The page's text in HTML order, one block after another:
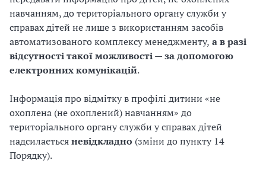
навчанням, до територіального органу служби у
справах дітей не лише з використанням засобів
автоматизованого комплексу менеджменту, а в разі
відсутності такої можливості — за допомогою
електронних комунікацій.
Інформація про відмітку в профілі дитини «не
охоплена (не охоплений) навчанням» до
територіального органу служби у справах дітей
надсилаєтьсяневідкладно (зміни до пункту 14
Порядку).